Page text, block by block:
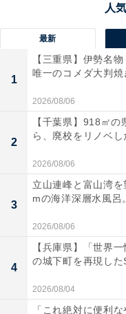
「北欧の雰囲気が
足を踏み入れたよ
も綺麗だろうと思
「子連れに良さそ
最新
1
【三重県】伊勢名
唯一のコメダ大判焼
2026/08/06
2
【千葉県】918㎡
ら、廃校をリノベ
2026/08/06
3
立山連峰と富山湾
mの海洋深層水風呂
2026/08/06
4
【兵庫県】「世界
の城下町を再現した
2026/08/04
「これ絶対に便利